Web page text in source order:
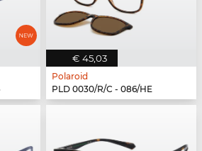
€ 45,03
Polaroid
PLD 0030/R/C - 086/HE